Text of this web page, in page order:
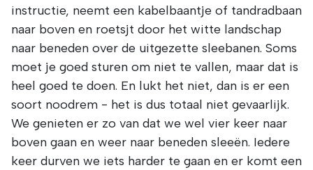
instructie, neemt een kabelbaantje of tandradbaan
naar boven en roetsjt door het witte landschap
naar beneden over de uitgezette sleebanen. Soms
moet je goed sturen om niet te vallen, maar dat is
heel goed te doen. En lukt het niet, dan is er een
soort noodrem - het is dus totaal niet gevaarlijk.
We genieten er zo van dat we wel vier keer naar
boven gaan en weer naar beneden sleeën. Iedere
keer durven we iets harder te gaan en er komt een